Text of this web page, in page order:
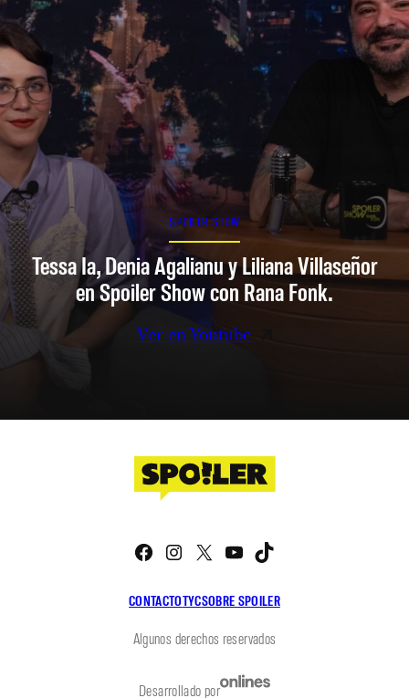
SPOILER SHOW
Tessa Ia, Denia Agalianu y Liliana Villaseñor
en Spoiler Show con Rana Fonk.
Ver en Youtube
CONTACTOTYCSOBRE SPOILER
Facebook
Instagram
X YouTube
Algunos derechos reservados
Desarrollado por